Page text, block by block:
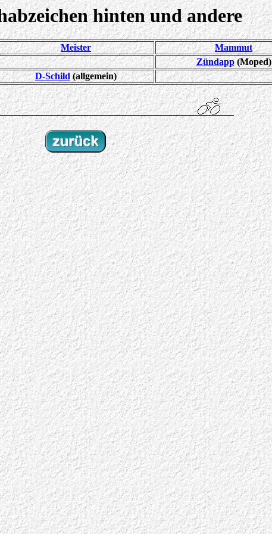
hinten und andere
Meister Mammut
Zündapp(Moped)
D-Schild(allgemein)